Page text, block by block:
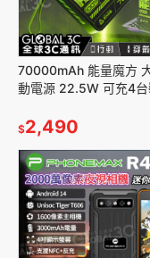
70000mAh 能量魔方
動電源 22.5W 可充4台
$2,490